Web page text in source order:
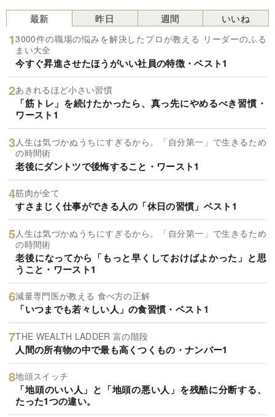
最新
3000件の職場の悩みを解決したプロが教える リーダーのふる
まい大全
今すぐ昇進させたほうがいい社員の特徴・ベスト1
あきれるほど小さい習慣
「筋トレ」を続けたかったら、真っ先にやめるべき習慣・
ワースト1
人生は気づかぬうちにすぎるから。「自分第一」で生きるため
の時間術
老後にダントツで後悔すること・ワースト1
筋肉が全て
すさまじく仕事ができる人の「休日の習慣」ベスト1
人生は気づかぬうちにすぎるから。「自分第一」で生きるため
の時間術
老後になってから「もっと早くしておけばよかった」と思
うこと・ワースト1
減量専門医が教える 食べ方の正解
「いつまでも若々しい人」の食習慣・ベスト1
THE WEALTH LADDER 富の階段
人間の所有物の中で最も高くつくもの・ナンバー1
地頭スイッチ
「地頭のいい人」と「地頭の悪い人」を残酷に分断する、
たった1つの違い。
昨日 週間 いいね